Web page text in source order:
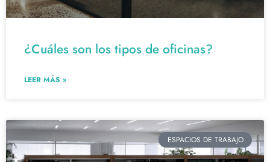
¿Cuáles son los tipos de oficinas?
LEER MÁS »
ESPACIOS DE TRABAJO